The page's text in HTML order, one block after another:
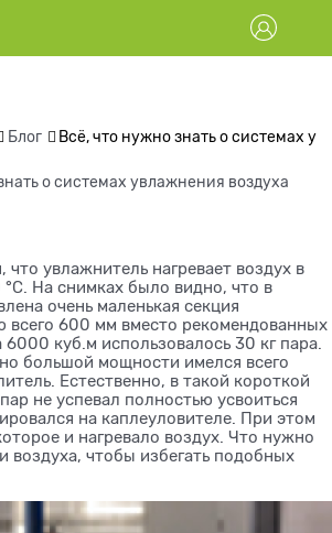
Блог Всё, что нужно знать о системах
о системах увлажнения воздуха
что увлажнитель нагревает воздух в
На снимках было видно, что в
очень маленькая секция
всего 600 мм вместо рекомендованных
куб.м использовалось 30 кг пара.
большой мощности имелся всего
Естественно, в такой короткой
не успевал полностью усвоиться
на каплеуловителе. При этом
и нагревало воздух. Что нужно
воздуха, чтобы избегать подобных